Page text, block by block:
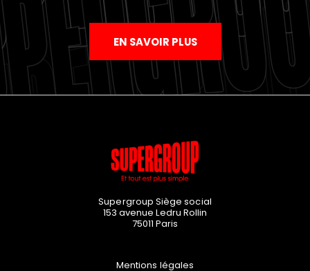
EN SAVOIR PLUS
Supergroup Siège social
153 avenue Ledru Rollin
75011 Paris
Mentions légales